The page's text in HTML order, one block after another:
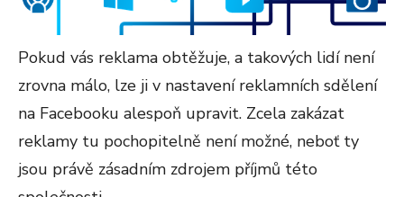
Pokud vás reklama obtěžuje, a takových lidí není
zrovna málo, lze ji v nastavení reklamních sdělení
na Facebooku alespoň upravit. Zcela zakázat
reklamy tu pochopitelně není možné, neboť ty
jsou právě zásadním zdrojem příjmů této